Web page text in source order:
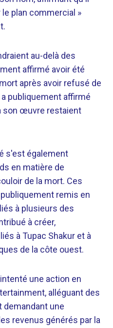
plan commercial »
au-delà des
affirmé avoir été
après avoir refusé de
publiquement affirmé
son œuvre restaient
s'est également
en matière de
de la mort. Ces
remis en
à plusieurs des
à créer,
à Tupac Shakur et à
de la côte ouest.
une action en
alléguant des
demandant une
revenus générés par la